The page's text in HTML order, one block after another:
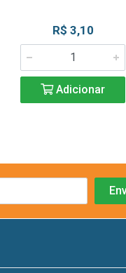
R$ 3,10
Adicionar